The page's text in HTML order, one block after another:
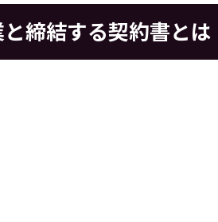
締結する契約書とは